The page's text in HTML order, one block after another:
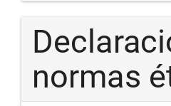
normas